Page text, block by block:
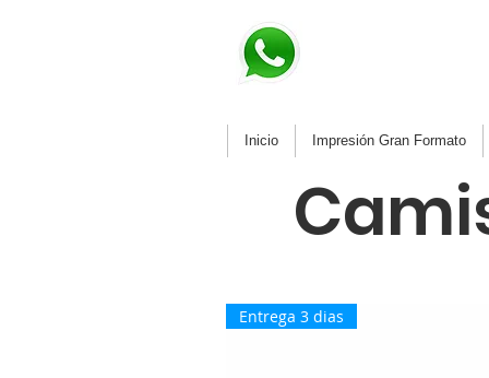
Inicio Impresión Gran Formato
Entrega 3 dias